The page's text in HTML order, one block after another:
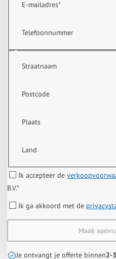
E-mailadres*
Telefoonnummer
Straatnaam
Postcode
Plaats
Land
Ik accepteer de
B.V.*
Ik ga akkoord met de
Maak
Je ontvangt je offerte binnen2-3